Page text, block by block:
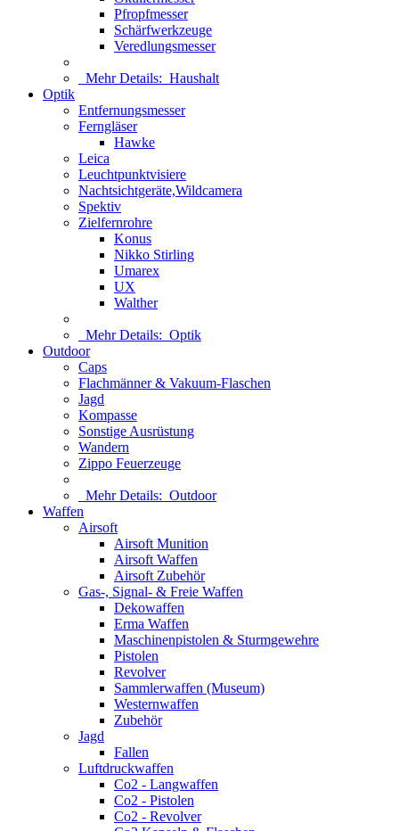
Pfropfmesser
Schärfwerkzeuge
Veredlungsmesser
Mehr Details: Haushalt
Optik
Entfernungsmesser
Ferngläser
Hawke
Leica
Leuchtpunktvisiere
Nachtsichtgeräte,Wildcamera
Spektiv
Zielfernrohre
Konus
Nikko Stirling
Umarex
UX
Walther
Mehr Details: Optik
Outdoor
Caps
Flachmänner & Vakuum-Flaschen
Jagd
Kompasse
Sonstige Ausrüstung
Wandern
Zippo Feuerzeuge
Mehr Details: Outdoor
Waffen
Airsoft
Airsoft Munition
Airsoft Waffen
Airsoft Zubehör
Gas-, Signal- & Freie Waffen
Dekowaffen
Erma Waffen
Maschinenpistolen & Sturmgewehre
Pistolen
Revolver
Sammlerwaffen (Museum)
Westernwaffen
Zubehör
Jagd
Fallen
Luftdruckwaffen
Co2 - Langwaffen
Co2 - Pistolen
Co2 - Revolver